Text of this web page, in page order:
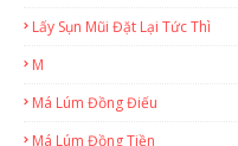
Lấy Sụn Mũi Đặt Lại Tức Thì
M
Má Lúm Đồng Điếu
Má Lúm Đồng Tiền